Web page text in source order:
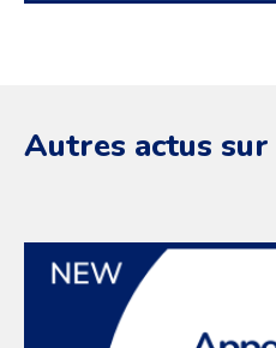
Autres actus sur